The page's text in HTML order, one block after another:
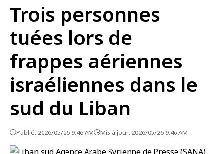
Trois personnes
tuées lors de
frappes aériennes
israéliennes dans le
sud du Liban
Publié: 2026/05/26 9:46 AM Mis à jour: 2026/05/26 9:46 AM